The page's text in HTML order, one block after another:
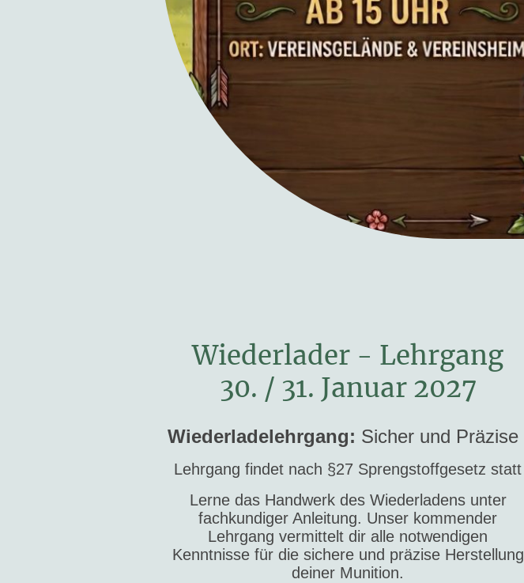
Wiederlader - Lehrgang
30. / 31. Januar 2027
Wiederladelehrgang: Sicher und Präzise
Lehrgang findet nach §27 Sprengstoffgesetz statt
Lerne das Handwerk des Wiederladens unter
fachkundiger Anleitung. Unser kommender
Lehrgang vermittelt dir alle notwendigen
Kenntnisse für die sichere und präzise Herstellung
deiner Munition.